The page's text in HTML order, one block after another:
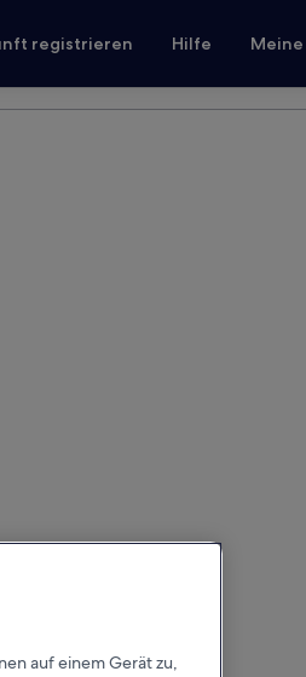
registrieren Hilfe Meine
auf einem Gerät zu,